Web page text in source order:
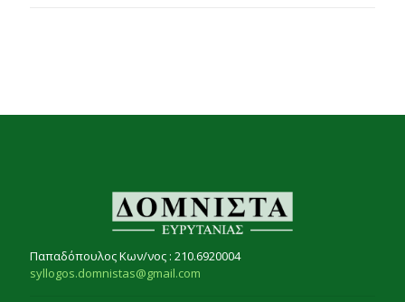
Παπαδόπουλος Κων/νος : 210.6920004
syllogos.domnistas@gmail.com